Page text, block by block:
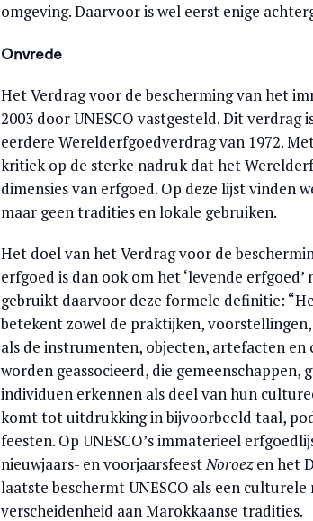
omgeving. Daarvoor is wel eerst enige
Onvrede
Het Verdrag voor de bescherming van het
2003 door UNESCO vastgesteld. Dit
eerdere Werelderfgoedverdrag van 1972.
kritiek op de sterke nadruk dat het
dimensies van erfgoed. Op deze lijst vinden
maar geen tradities en lokale gebruiken.
Het doel van het Verdrag voor de
erfgoed is dan ook om het ‘levende erfgoed’
gebruikt daarvoor deze formele definitie:
betekent zowel de praktijken,
als de instrumenten, objecten, artefacten
worden geassocieerd, die gemeenschappen,
individuen erkennen als deel van hun
komt tot uitdrukking in bijvoorbeeld taal,
feesten. Op UNESCO’s immaterieel
nieuwjaars- en voorjaarsfeestNoroezen het
laatste beschermt UNESCO als een
verscheidenheid aan Marokkaanse tradities.